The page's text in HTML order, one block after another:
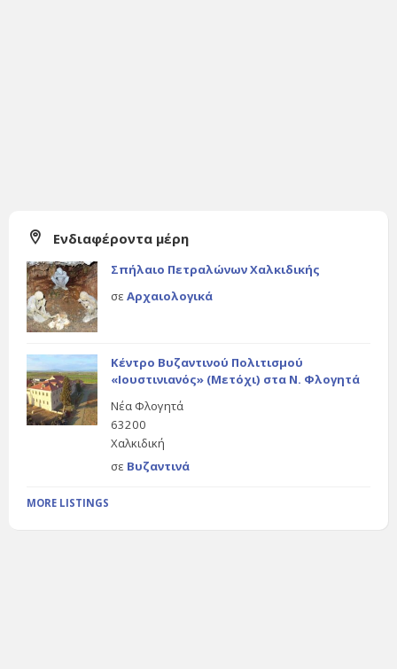
Ενδιαφέροντα μέρη
Σπήλαιο Πετραλώνων Χαλκιδικής
σε Αρχαιολογικά
Κέντρο Βυζαντινού Πολιτισμού
«Ιουστινιανός» (Μετόχι) στα Ν. Φλογητά
Νέα Φλογητά
63200
Χαλκιδική
σε Βυζαντινά
MORE LISTINGS